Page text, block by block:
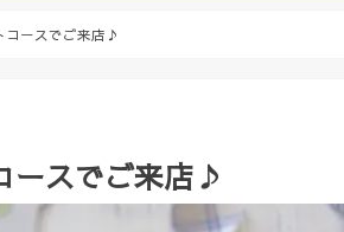
コースでご来店♪
ースでご来店♪